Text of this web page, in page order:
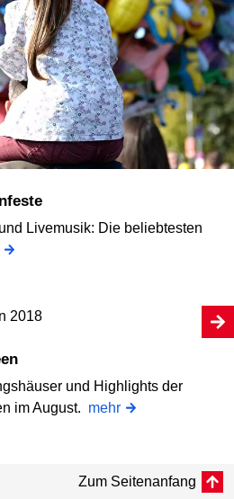
Livemusik: Die beliebtesten
und Highlights der
im August. mehr
Zum Seitenanfang